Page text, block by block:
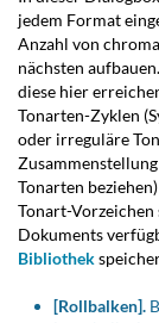
jedem Format
Anzahl von
nächsten
diese hier
Tonarten-Zyklen
oder irreguläre
Tonarten
Tonart-
Dokuments
Bibliothek
[Rollbalken].